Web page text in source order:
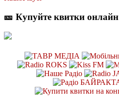
🎫 Купуйте квитки онлайн